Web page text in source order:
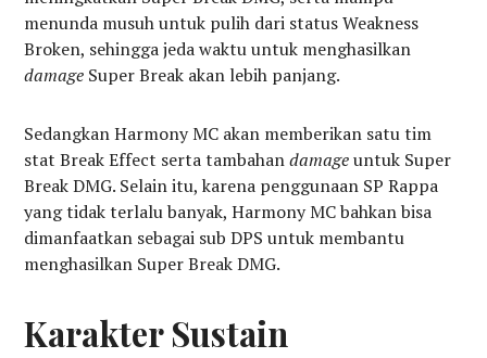
menunda musuh untuk pulih dari status Weakness
Broken, sehingga jeda waktu untuk menghasilkan
damage Super Break akan lebih panjang.
Sedangkan Harmony MC akan memberikan satu tim
stat Break Effect serta tambahandamageuntuk Super
Break DMG. Selain itu, karena penggunaan SP Rappa
yang tidak terlalu banyak, Harmony MC bahkan bisa
dimanfaatkan sebagai sub DPS untuk membantu
menghasilkan Super Break DMG.
Karakter Sustain